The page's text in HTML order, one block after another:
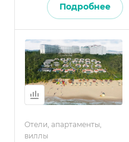
Подробнее
Отели, апартаменты,
виллы